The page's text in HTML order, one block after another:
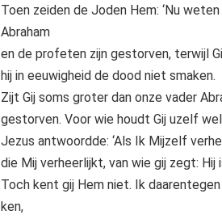
Toen zeiden de Joden Hem: ‘Nu
Abraham
en de profeten zijn gestorven, terwijl
hij in eeuwigheid de dood niet smaken.
Zijt Gij soms groter dan onze vader
gestorven. Voor wie houdt Gij uzelf
Jezus antwoordde: ‘Als Ik Mijzelf
die Mij verheerlijkt, van wie gij zegt: Hij
Toch kent gij Hem niet. Ik
ken,